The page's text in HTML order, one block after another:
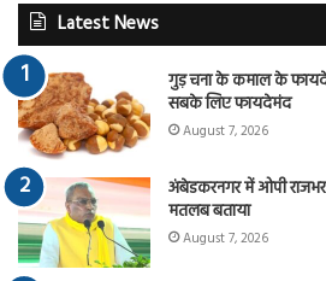
Latest News
गुड़ चना के कमाल के
सबके लिए फायदेमंद
August 7, 2026
अंबेडकरनगर में ओपी
मतलब बताया
August 7, 2026